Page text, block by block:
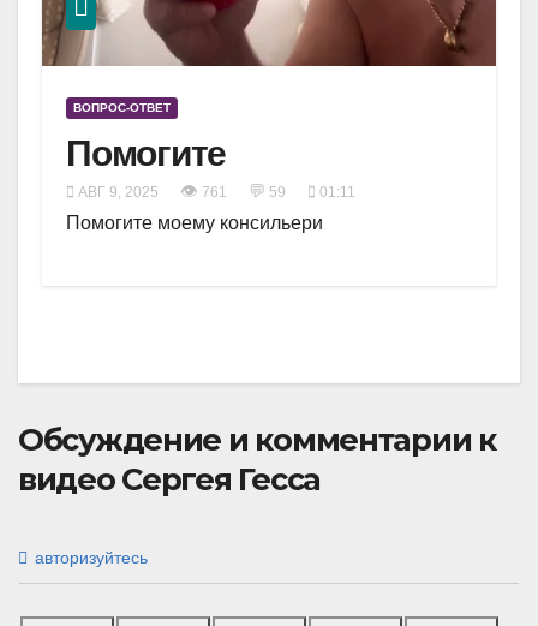
ВОПРОС-ОТВЕТ
Помогите
АВГ 9, 2025 👁 761 💬 59 01:11
Помогите моему консильери
Обсуждение и комментарии к
видео Сергея Гесса
авторизуйтесь